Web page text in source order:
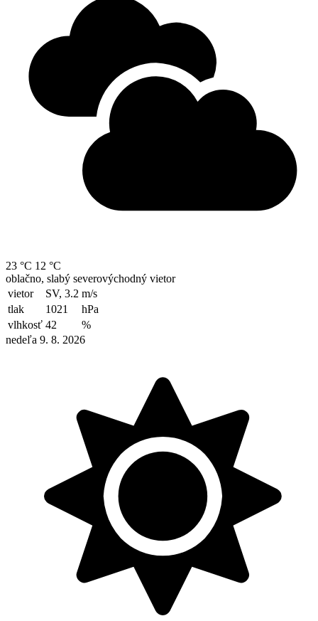
23 °C 12 °C
oblačno, slabý severovýchodný vietor
vietor
SV, 3.2 m/s
tlak
1021
hPa
vlhkosť 42
%
nedeľa 9. 8. 2026